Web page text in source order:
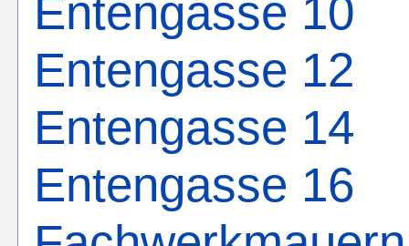
Entengasse 10
Entengasse 12
Entengasse 14
Entengasse 16